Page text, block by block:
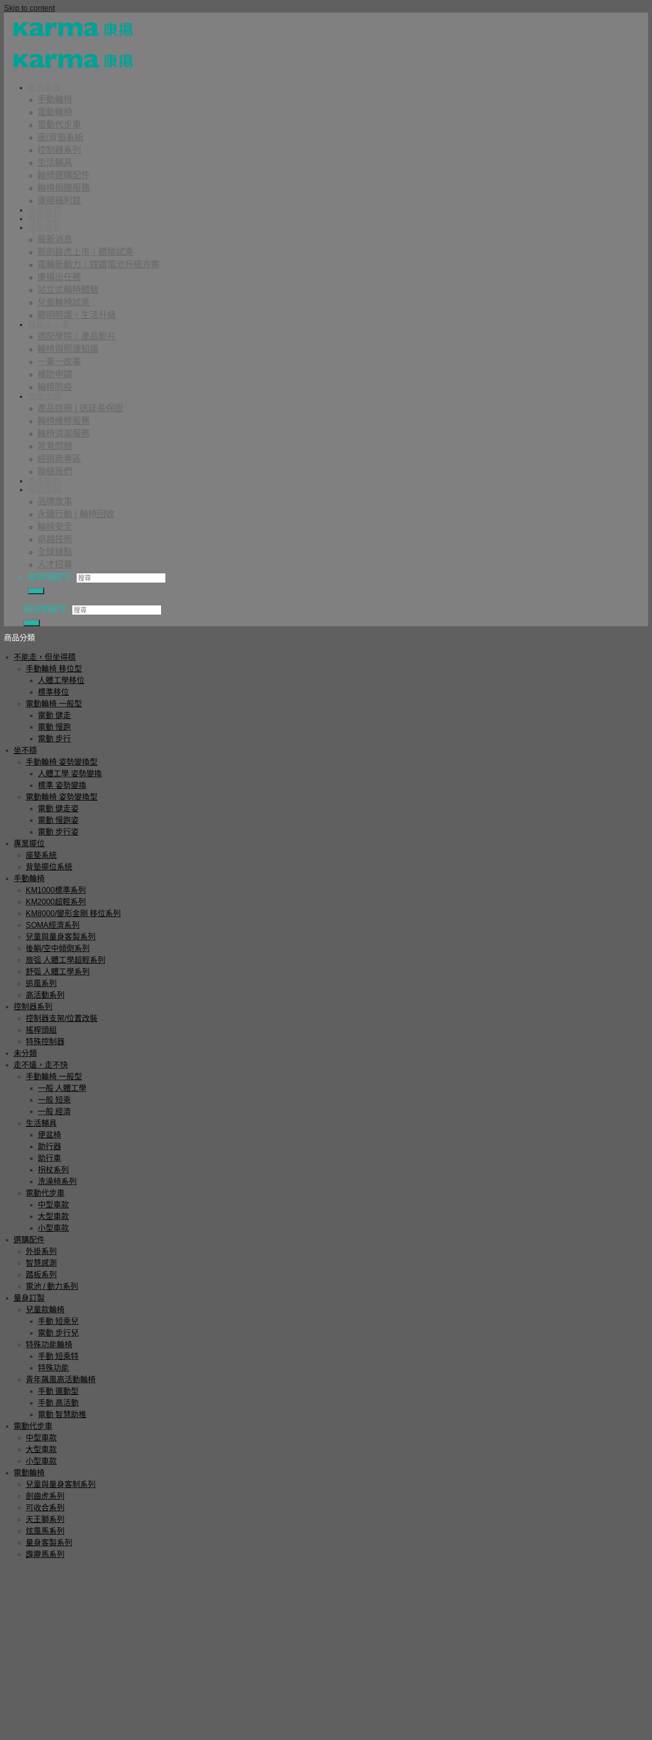
Skip to content
手動輪椅
電動輪椅
電動代步車
座/背墊系統
控制器系列
生活輔具
輪椅選購配件
輪椅捐贈服務
康揚福利館
最新消息
新劍齒虎上市｜體驗試乘
電輪新動力｜鋰鐵電池升級方案
康揚出任務
站立式輪椅體驗
兒童輪椅試乘
聰明照護，生活升級
適配學院｜產品影片
輪椅與照護知識
一車一故事
補助申請
輪椅防疫
產品註冊 | 送延長保固
輪椅維修服務
輪椅清潔服務
常見問題
經銷商專區
聯絡我們
品牌故事
永續行動 | 輪椅回收
輪椅安全
卓越技術
全球據點
人才招募
搜尋關鍵字:
搜尋關鍵字:
商品分類
不能走，但坐得穩
手動輪椅 移位型
人體工學移位
標準移位
電動輪椅 一般型
電動 健走
電動 慢跑
電動 步行
坐不穩
手動輪椅 姿勢變換型
人體工學 姿勢變換
標準 姿勢變換
電動輪椅 姿勢變換型
電動 健走姿
電動 慢跑姿
電動 步行姿
專業擺位
座墊系統
背墊擺位系統
手動輪椅
KM1000標準系列
KM2000超輕系列
KM8000/變形金剛 移位系列
SOMA經濟系列
兒童與量身客製系列
後躺/空中傾倒系列
旅弧 人體工學超輕系列
舒弧 人體工學系列
追風系列
高活動系列
控制器系列
控制器支架/位置改裝
搖桿頭組
特殊控制器
未分類
走不遠，走不快
手動輪椅 一般型
一般 人體工學
一般 短乘
一般 經濟
生活輔具
便盆椅
助行器
助行車
拐杖系列
洗澡椅系列
電動代步車
中型車款
大型車款
小型車款
選購配件
外掛系列
智慧感測
踏板系列
電池 / 動力系列
量身訂製
兒童款輪椅
手動 短乘兒
電動 步行兒
特殊功能輪椅
手動 短乘特
特殊功能
青年飆風高活動輪椅
手動 運動型
手動 高活動
電動 智慧助推
電動代步車
中型車款
大型車款
小型車款
電動輪椅
兒童與量身客制系列
劍齒虎系列
可收合系列
天王獅系列
炫風馬系列
量身客製系列
霹靂馬系列